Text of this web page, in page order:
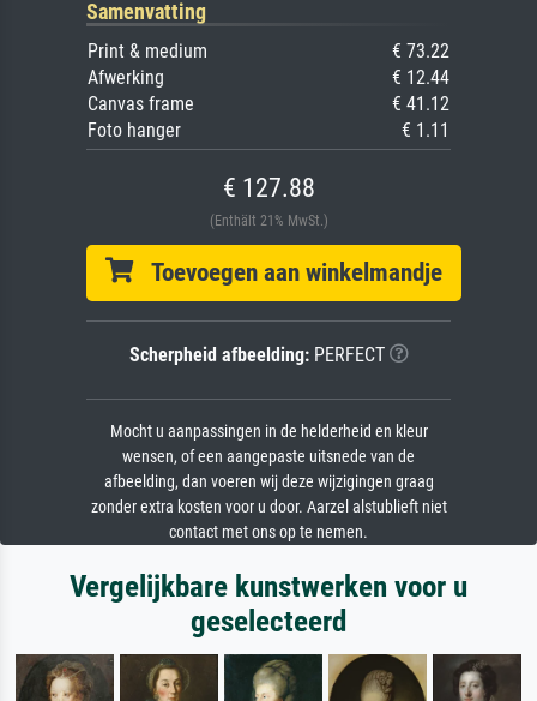
Samenvatting
Print & medium
€ 73.22
Afwerking
€ 12.44
Canvas frame
€ 41.12
Foto hanger
€ 1.11
€ 127.88
(Enthält 21% MwSt.)
Toevoegen aan winkelmandje
Scherpheid afbeelding:PERFECT
Mocht u aanpassingen in de helderheid en kleur
wensen, of een aangepaste uitsnede van de
afbeelding, dan voeren wij deze wijzigingen graag
zonder extra kosten voor u door. Aarzel alstublieft niet
contact met ons op te nemen.
Vergelijkbare kunstwerken voor u
geselecteerd